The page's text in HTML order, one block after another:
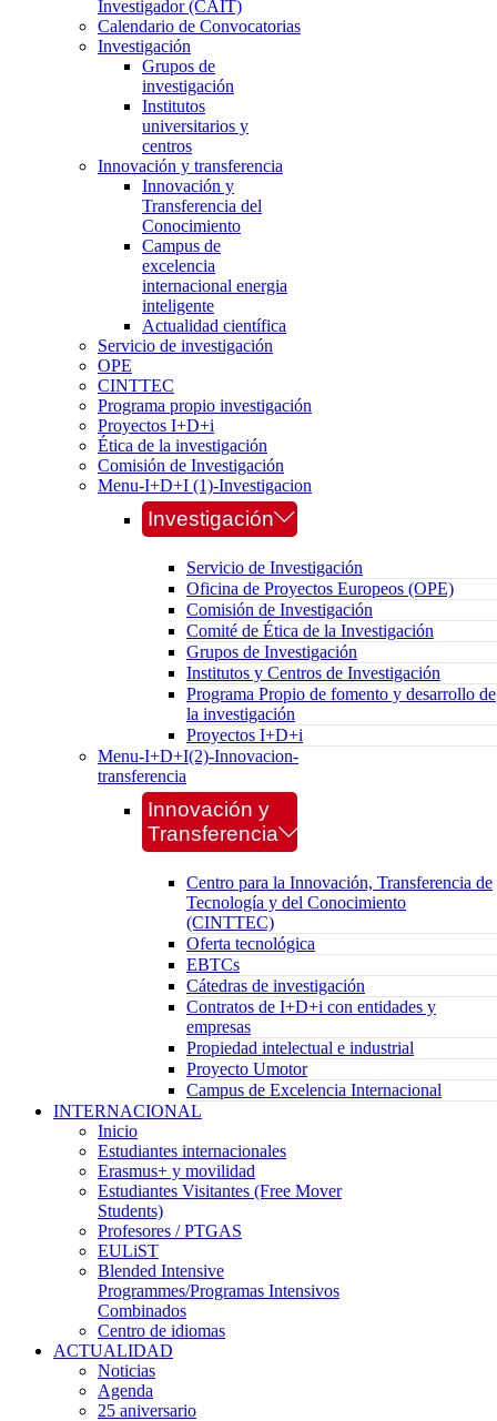
Investigador (CAIT)
Calendario de Convocatorias
Investigación
Grupos de
investigación
Institutos
universitarios y
centros
Innovación y transferencia
Innovación y
Transferencia del
Conocimiento
Campus de
excelencia
internacional energia
inteligente
Actualidad científica
Servicio de investigación
OPE
CINTTEC
Programa propio investigación
Proyectos I+D+i
Ética de la investigación
Comisión de Investigación
Menu-I+D+I (1)-Investigacion
Investigación
Servicio de Investigación
Oficina de Proyectos Europeos (OPE)
Comisión de Investigación
Comité de Ética de la Investigación
Grupos de Investigación
Institutos y Centros de Investigación
Programa Propio de fomento y desarrollo de
la investigación
Proyectos I+D+i
Menu-I+D+I(2)-Innovacion-
transferencia
Innovación y
Transferencia
Centro para la Innovación, Transferencia de
Tecnología y del Conocimiento
(CINTTEC)
Oferta tecnológica
EBTCs
Cátedras de investigación
Contratos de I+D+i con entidades y
empresas
Propiedad intelectual e industrial
Proyecto Umotor
Campus de Excelencia Internacional
INTERNACIONAL
Inicio
Estudiantes internacionales
Erasmus+ y movilidad
Estudiantes Visitantes (Free Mover
Students)
Profesores / PTGAS
EULiST
Blended Intensive
Programmes/Programas Intensivos
Combinados
Centro de idiomas
ACTUALIDAD
Noticias
Agenda
25 aniversario